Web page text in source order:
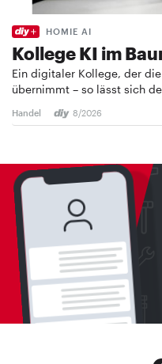
HOMIE AI
Kollege KI im
Ein digitaler Kollege, der
übernimmt – so lässt sich
Handel 8/2026